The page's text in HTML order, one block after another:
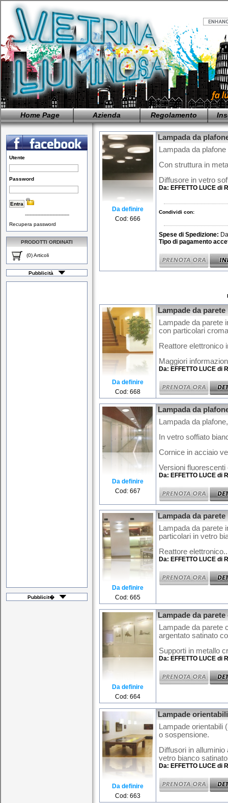
Home Page Azienda Regolamento
Utente
Password
-----------------------------
Recupera password
PRODOTTI ORDINATI
(0) Articoli
Pubblicità
Pubblicit�
Da definire
Cod: 666
Lampada da
Lampada da
Con struttura in
Diffusore in vetro
Da: EFFETTO LUCE di
Condividi con:
Spese di Spedizione:
Tipo di pagamento
Da definire
Cod: 668
Lampade da
Lampade da
con particolari
Reattore elettronico
Maggiori
Da: EFFETTO LUCE di
Da definire
Cod: 667
Lampada da
Lampada da
In vetro soffiato
Cornice in acciaio
Versioni
Da: EFFETTO LUCE di
Da definire
Cod: 665
Lampada da
Lampada da
particolari in vetro
Reattore
Da: EFFETTO LUCE di
Da definire
Cod: 664
Lampade da
Lampade da
argentato satinato
Supporti in metallo
Da: EFFETTO LUCE di
Da definire
Cod: 663
Lampade
Lampade orientabili
o sospensione.
Diffusori in
vetro bianco
Da: EFFETTO LUCE di